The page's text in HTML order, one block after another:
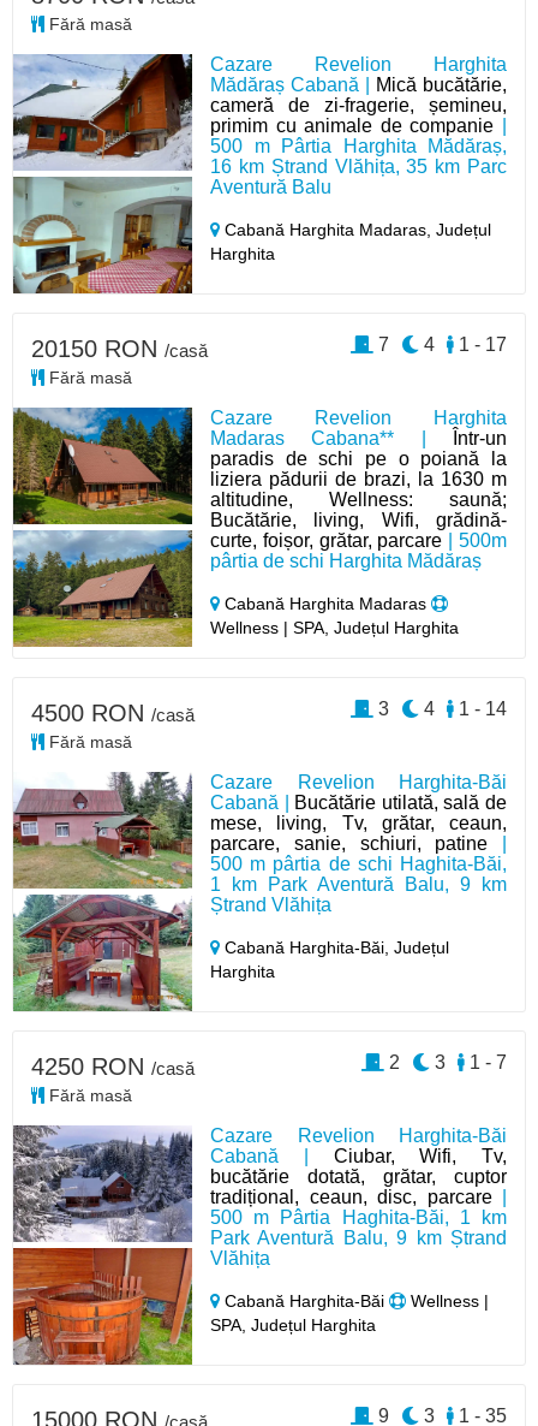
Cazare Revelion Harghita
Mădăraș Cabană |
Mică bucătărie,
cameră de zi-fragerie, șemineu,
primim cu animale de companie
500 m Pârtia Harghita Mădăraș,
16 km Ștrand Vlăhița, 35 km Parc
Aventură Balu
Cabană Harghita Madaras,Județul
Harghita
Fără masă
Cazare Revelion Harghita
Madaras Cabana** |
Într-un
paradis de schi pe o poiană la
liziera pădurii de brazi, la 1630 m
altitudine, Wellness: saună;
Bucătărie, living, Wifi, grădină-
curte, foișor, grătar, parcare | 500m
pârtia de schi Harghita Mădăraș
Cabană Harghita Madaras
Wellness | SPA, Județul Harghita
20150 RON /casă
Fără masă
1 - 17
4
7
Cazare Revelion Harghita-Băi
Cabană |
Bucătărie utilată, sală de
mese, living, Tv, grătar, ceaun,
parcare, sanie, schiuri, patine
500 m pârtia de schi Haghita-Băi,
1 km Park Aventură Balu, 9 km
Ștrand Vlăhița
Cabană Harghita-Băi,Județul
Harghita
4500 RON /casă
Fără masă
1 - 14
4
3
Cazare Revelion Harghita-Băi
Cabană | Ciubar, Wifi, Tv,
bucătărie dotată, grătar, cuptor
tradițional, ceaun, disc, parcare|
500 m Pârtia Haghita-Băi, 1 km
Park Aventură Balu, 9 km Ștrand
Vlăhița
Cabană Harghita-Băi
Wellness |
SPA, Județul Harghita
4250 RON /casă
Fără masă
1 - 7
3
2
15000 RON 1 - 35
3
9